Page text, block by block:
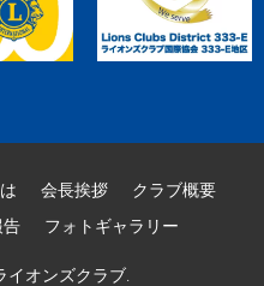
会長挨拶
クラブ概要
フォトギャラリー
イオンズクラブ.